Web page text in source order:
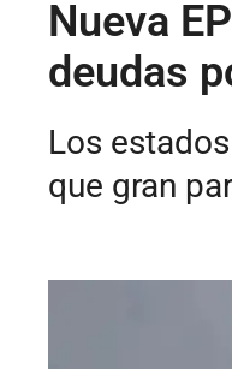
Nueva
deudas
Los
que gran